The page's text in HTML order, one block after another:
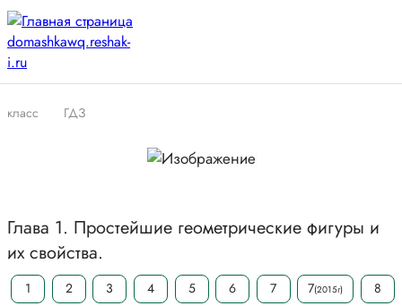
класс ГДЗ
Глава 1. Простейшие геометрические фигуры и
их свойства.
1 2 3 4 5 6 7 7(2015г)
8